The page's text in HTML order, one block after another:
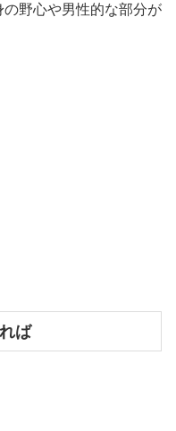
野心や男性的な部分が
ば